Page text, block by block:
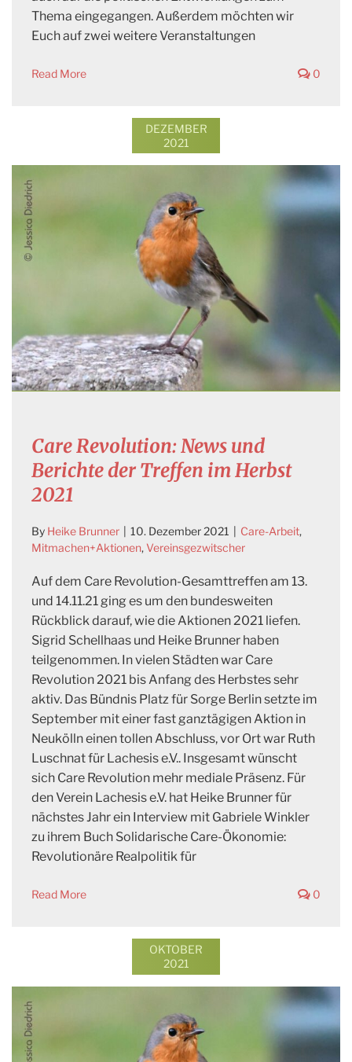
Thema eingegangen. Außerdem möchten wir
Euch auf zwei weitere Veranstaltungen
Read More 0
DEZEMBER
2021
Care Revolution: News und
Berichte der Treffen im Herbst
2021
By Heike Brunner 10. Dezember 2021 Care-Arbeit,
Mitmachen+Aktionen, Vereinsgezwitscher
Auf dem Care Revolution-Gesamttreffen am 13.
und 14.11.21 ging es um den bundesweiten
Rückblick darauf, wie die Aktionen 2021 liefen.
Sigrid Schellhaas und Heike Brunner haben
teilgenommen. In vielen Städten war Care
Revolution 2021 bis Anfang des Herbstes sehr
aktiv. Das Bündnis Platz für Sorge Berlin setzte im
September mit einer fast ganztägigen Aktion in
Neukölln einen tollen Abschluss, vor Ort war Ruth
Luschnat für Lachesis e.V.. Insgesamt wünscht
sich Care Revolution mehr mediale Präsenz. Für
den Verein Lachesis e.V. hat Heike Brunner für
nächstes Jahr ein Interview mit Gabriele Winkler
zu ihrem Buch Solidarische Care-Ökonomie:
Revolutionäre Realpolitik für
Read More 0
OKTOBER
2021